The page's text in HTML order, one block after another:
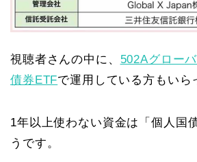
視聴者さんの中に、 502Aグロー
債券ETFで運用している方もいら
1年以上使わない資金は「個人国
うです。